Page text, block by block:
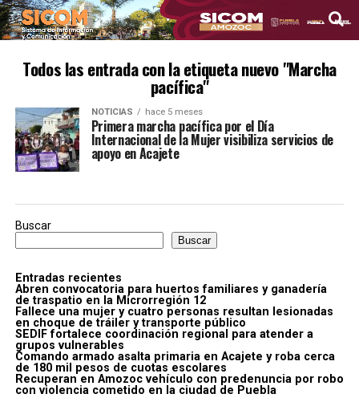
Todos las entrada con la etiqueta nuevo "Marcha
pacífica"
NOTICIAS hace 5 meses
Primera marcha pacífica por el Día
Internacional de la Mujer visibiliza servicios de
apoyo en Acajete
Buscar
Buscar
Entradas recientes
Abren convocatoria para huertos familiares y ganadería
de traspatio en la Microrregión 12
Fallece una mujer y cuatro personas resultan lesionadas
en choque de tráiler y transporte público
SEDIF fortalece coordinación regional para atender a
grupos vulnerables
Comando armado asalta primaria en Acajete y roba cerca
de 180 mil pesos de cuotas escolares
Recuperan en Amozoc vehículo con predenuncia por robo
con violencia cometido en la ciudad de Puebla